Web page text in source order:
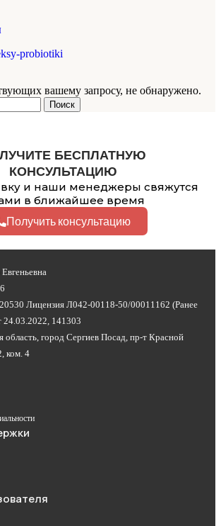
probiotiki
вашему запросу, не обнаружено.
Поиск
БЕСПЛАТНУЮ
КОНСУЛЬТАЦИЮ
и наши менеджеры свяжутся
в ближайшее время
Получить консультацию
Лицензия Л042-00118-50/00011162 (Ранее
24.03.2022, 141303
область, город Сергиев Посад, пр-т Красной
ком. 4